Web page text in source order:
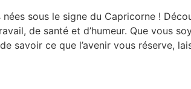
nées sous le signe du Capricorne !
de santé et d’humeur. Que vous
savoir ce que l’avenir vous réserve,